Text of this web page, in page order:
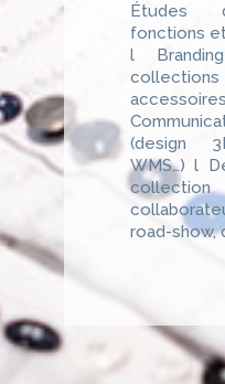
Études
fonctions
l
(design
WMS…) l
road-show,